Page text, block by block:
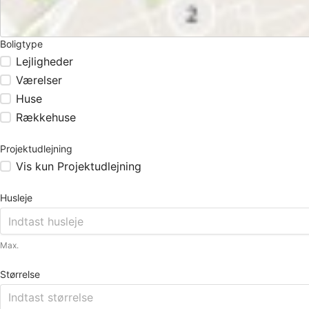
Boligtype
Lejligheder
Værelser
Huse
Rækkehuse
Projektudlejning
Vis kun Projektudlejning
Husleje
Max.
Størrelse